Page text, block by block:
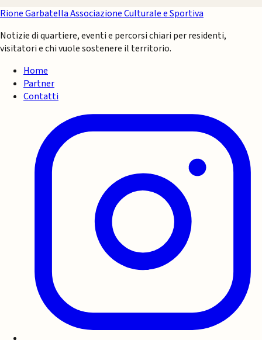
Rione GarbatellaAssociazione Culturale e Sportiva
Notizie di quartiere, eventi e percorsi chiari per residenti,
visitatori e chi vuole sostenere il territorio.
Home
Partner
Contatti